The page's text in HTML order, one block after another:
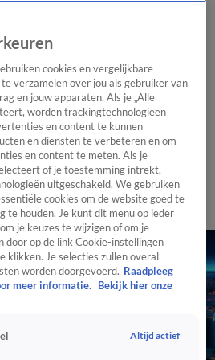
Het beste van Hart
Tip de
WeerTip de redactiePanelVideo's
cookies en vergelijkbare
verzamelen over jou als gebruiker van
en jouw apparaten. Als je „Alle
worden trackingtechnologieën
en content te kunnen
en diensten te verbeteren en om
en content te meten. Als je
of je toestemming intrekt,
uitgeschakeld. We gebruiken
cookies om de website goed te
te houden. Je kunt dit menu op ieder
je keuzes te wijzigen of om je
op de link Cookie-instellingen
klikken. Je selecties zullen overal
worden doorgevoerd. Raadpleeg
meer informatie.
Bekijk hier onze
Altijd actief